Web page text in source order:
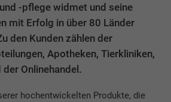
-pflege widmet und seine
mit Erfolg in über 80 Länder
den Kunden zählen der
Apotheken, Tierkliniken,
Onlinehandel.
hochentwickelten Produkte, die